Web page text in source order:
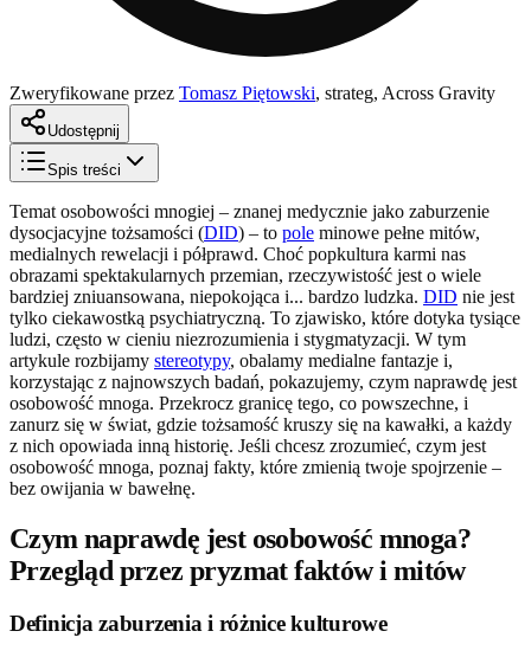
Zweryfikowane przez Tomasz Piętowski, strateg, Across Gravity
Udostępnij
Spis treści
Temat osobowości mnogiej – znanej medycznie jako zaburzenie
dysocjacyjne tożsamości (DID) – to pole minowe pełne mitów,
medialnych rewelacji i półprawd. Choć popkultura karmi nas
obrazami spektakularnych przemian, rzeczywistość jest o wiele
bardziej zniuansowana, niepokojąca i... bardzo ludzka. DID nie jest
tylko ciekawostką psychiatryczną. To zjawisko, które dotyka tysiące
ludzi, często w cieniu niezrozumienia i stygmatyzacji. W tym
artykule rozbijamy stereotypy, obalamy medialne fantazje i,
korzystając z najnowszych badań, pokazujemy, czym naprawdę jest
osobowość mnoga. Przekrocz granicę tego, co powszechne, i
zanurz się w świat, gdzie tożsamość kruszy się na kawałki, a każdy
z nich opowiada inną historię. Jeśli chcesz zrozumieć, czym jest
osobowość mnoga, poznaj fakty, które zmienią twoje spojrzenie –
bez owijania w bawełnę.
Czym naprawdę jest osobowość mnoga?
Przegląd przez pryzmat faktów i mitów
Definicja zaburzenia i różnice kulturowe